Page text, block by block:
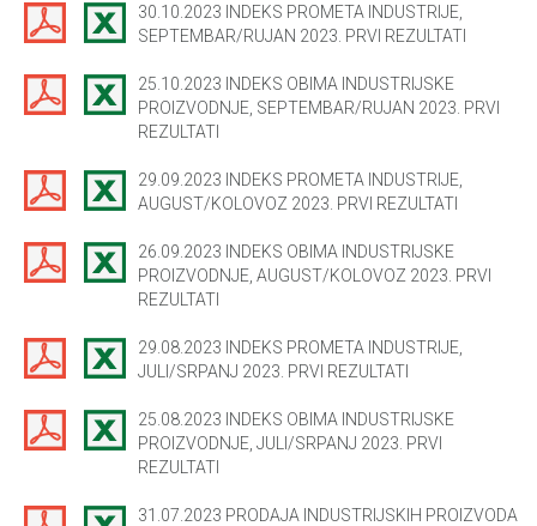
30.10.2023 INDEKS PROMETA INDUSTRIJE,
SEPTEMBAR/RUJAN 2023. PRVI REZULTATI
25.10.2023 INDEKS OBIMA INDUSTRIJSKE
PROIZVODNJE, SEPTEMBAR/RUJAN 2023. PRVI
REZULTATI
29.09.2023 INDEKS PROMETA INDUSTRIJE,
AUGUST/KOLOVOZ 2023. PRVI REZULTATI
26.09.2023 INDEKS OBIMA INDUSTRIJSKE
PROIZVODNJE, AUGUST/KOLOVOZ 2023. PRVI
REZULTATI
29.08.2023 INDEKS PROMETA INDUSTRIJE,
JULI/SRPANJ 2023. PRVI REZULTATI
25.08.2023 INDEKS OBIMA INDUSTRIJSKE
PROIZVODNJE, JULI/SRPANJ 2023. PRVI
REZULTATI
31.07.2023 PRODAJA INDUSTRIJSKIH PROIZVODA